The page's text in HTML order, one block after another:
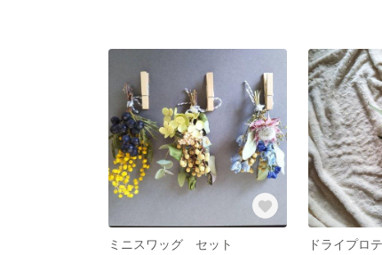
ミニスワッグ セット ドライプロ